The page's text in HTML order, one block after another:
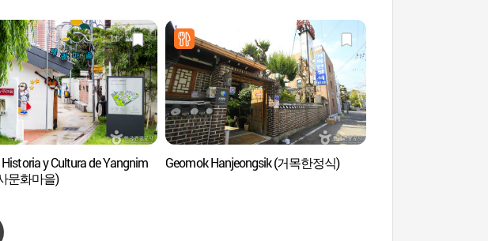
y Cultura de Yangnim
문화마을)
Geomok Hanjeongsik (거목한정식)